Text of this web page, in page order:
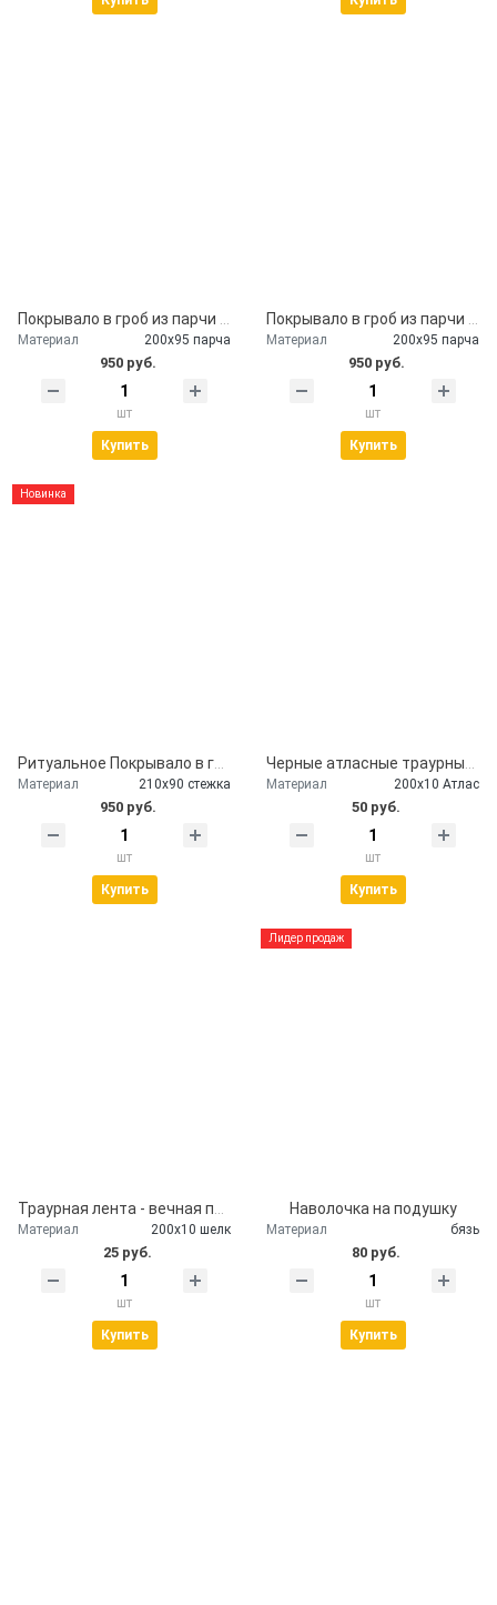
Материал 200х95 парча
950 руб.
шт
Купить
Материал 200х95 парча
950 руб.
шт
Купить
Новинка
Ритуальное Покрывало в гроб глиттер серебро
Материал 210х90 стежка
950 руб.
шт
Купить
Черные атласные траурные ленты - скорбим и помним
Материал 200х10 Атлас
50 руб.
шт
Купить
Материал 200х10 шелк
25 руб.
шт
Купить
Лидер продаж
Наволочка на подушку
Материал бязь
80 руб.
шт
Купить